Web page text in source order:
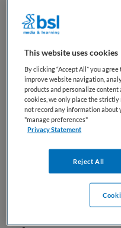
1 vacature gevonden
Coördinator
This website uses cookies
By clicking “Accept All” you
improve website navigation,
products and personalize
cookies, we only place the
not record any information about
"manage preferences"
Privacy Statement
Reject All